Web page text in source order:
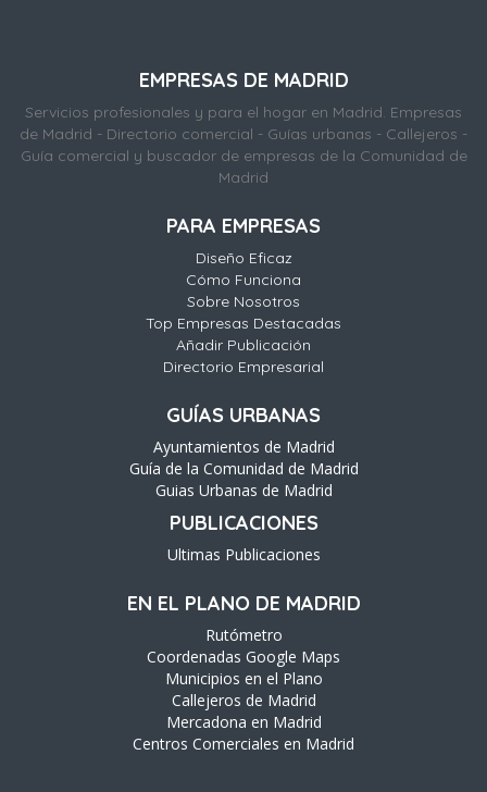
EMPRESAS DE MADRID
Servicios profesionales y para el hogar en Madrid. Empresas
de Madrid - Directorio comercial - Guías urbanas - Callejeros -
Guía comercial y buscador de empresas de la Comunidad de
Madrid
PARA EMPRESAS
Diseño Eficaz
Cómo Funciona
Sobre Nosotros
Top Empresas Destacadas
Añadir Publicación
Directorio Empresarial
GUÍAS URBANAS
Ayuntamientos de Madrid
Guía de la Comunidad de Madrid
Guias Urbanas de Madrid
PUBLICACIONES
Ultimas Publicaciones
EN EL PLANO DE MADRID
Rutómetro
Coordenadas Google Maps
Municipios en el Plano
Callejeros de Madrid
Mercadona en Madrid
Centros Comerciales en Madrid